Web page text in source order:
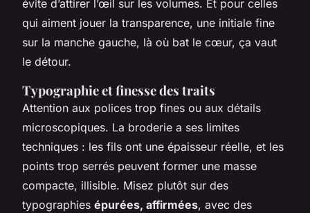
évite d’attirer l’œil sur les volumes. Et pour celles
qui aiment jouer la transparence, une initiale fine
sur la manche gauche, là où bat le cœur, ça vaut
le détour.
Typographie et finesse des traits
Attention aux polices trop fines ou aux détails
microscopiques. La broderie a ses limites
techniques : les fils ont une épaisseur réelle, et les
points trop serrés peuvent former une masse
compacte, illisible. Misez plutôt sur des
typographies épurées, affirmées, avec des